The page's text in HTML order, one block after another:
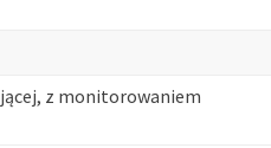
z monitorowaniem